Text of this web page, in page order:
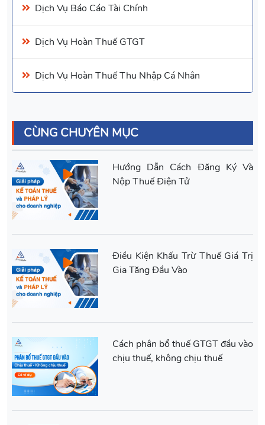
Dịch Vụ Báo Cáo Tài Chính
Dịch Vụ Hoàn Thuế GTGT
Dịch Vụ Hoàn Thuế Thu Nhập Cá Nhân
CÙNG CHUYÊN MỤC
Hướng Dẫn Cách Đăng Ký Và
Nộp Thuế Điện Tử
Điều Kiện Khấu Trừ Thuế Giá Trị
Gia Tăng Đầu Vào
Cách phân bổ thuế GTGT đầu vào
chịu thuế, không chịu thuế